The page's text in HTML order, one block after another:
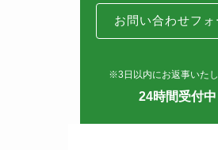
お問い合わせフォ
※3日以内にお返事いたし
24時間受付中